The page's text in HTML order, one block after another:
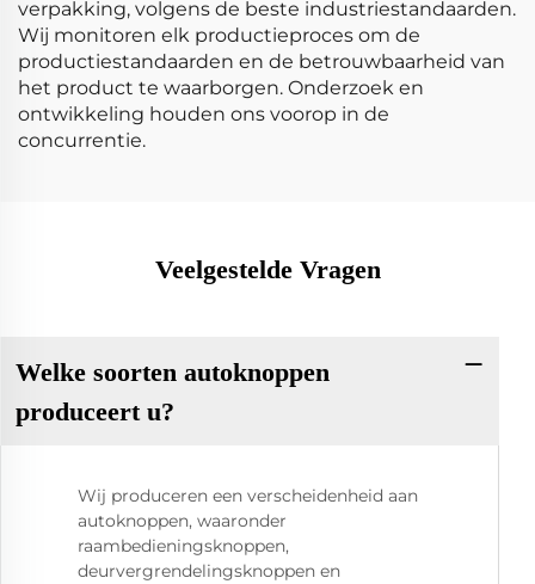
verpakking, volgens de beste industriestandaarden.
Wij monitoren elk productieproces om de
productiestandaarden en de betrouwbaarheid van
het product te waarborgen. Onderzoek en
ontwikkeling houden ons voorop in de
concurrentie.
Veelgestelde Vragen
Welke soorten autoknoppen
produceert u?
Wij produceren een verscheidenheid aan
autoknoppen, waaronder
raambedieningsknoppen,
deurvergrendelingsknoppen en